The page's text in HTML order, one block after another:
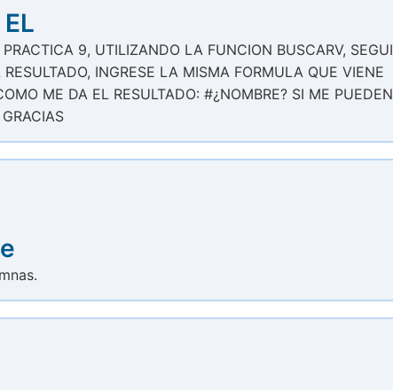
9, UTILIZANDO LA FUNCION BUSCARV, SEGUI
INGRESE LA MISMA FORMULA QUE VIENE
ME DA EL RESULTADO: #¿NOMBRE? SI ME PUEDEN